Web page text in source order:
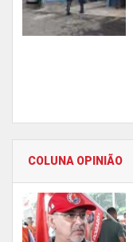
COLUNA OPINIÃO